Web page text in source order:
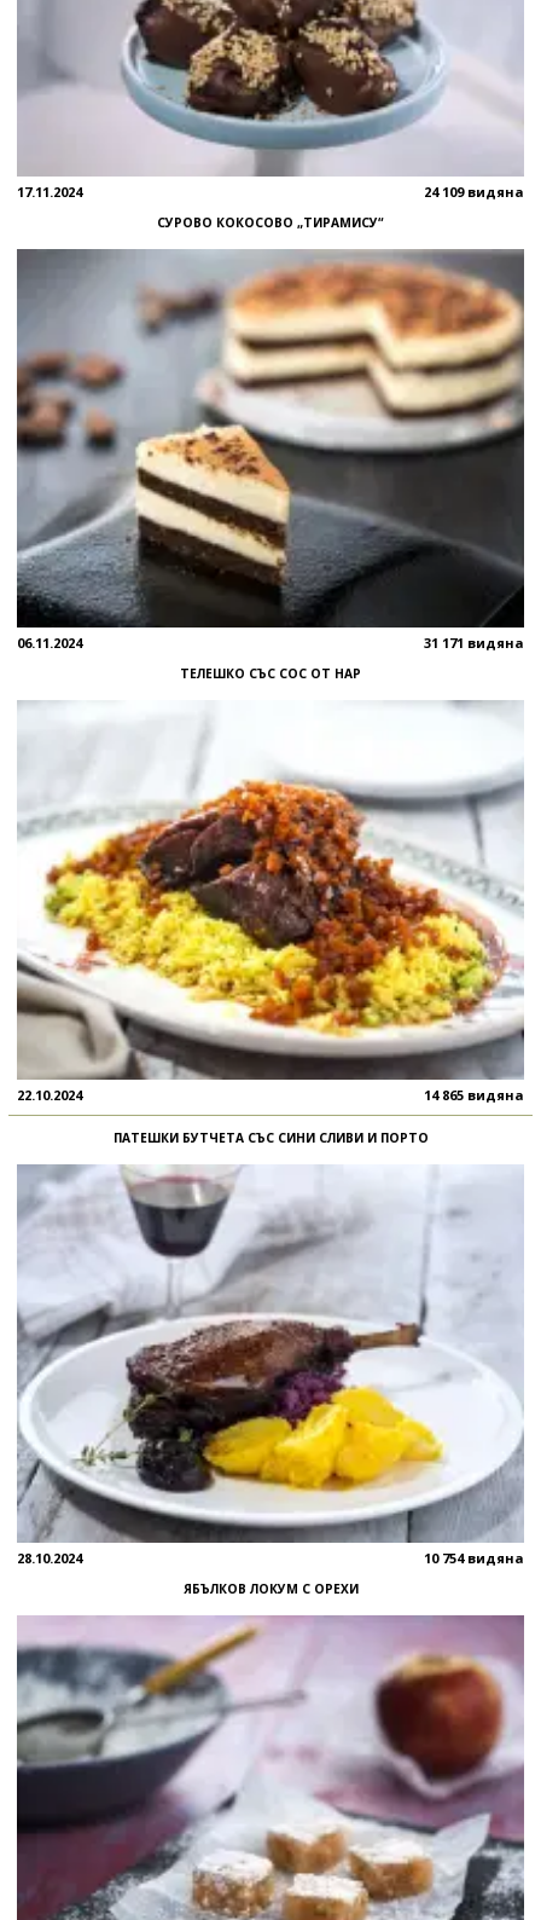
17.11.2024 24 109 видяна
СУРОВО КОКОСОВО „ТИРАМИСУ“
06.11.2024 31 171 видяна
ТЕЛЕШКО СЪС СОС ОТ НАР
22.10.2024 14 865 видяна
ПАТЕШКИ БУТЧЕТА СЪС СИНИ СЛИВИ И ПОРТО
28.10.2024 10 754 видяна
ЯБЪЛКОВ ЛОКУМ С ОРЕХИ